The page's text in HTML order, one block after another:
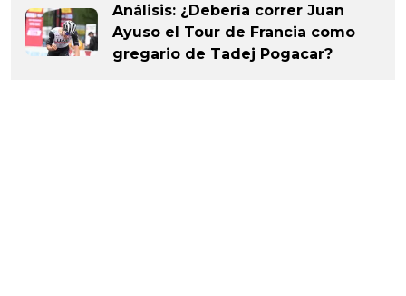
Análisis: ¿Debería correr Juan
Ayuso el Tour de Francia como
gregario de Tadej Pogacar?